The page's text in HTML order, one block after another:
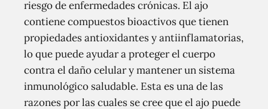
riesgo de enfermedades crónicas. El ajo
contiene compuestos bioactivos que tienen
propiedades antioxidantes y antiinflamatorias,
lo que puede ayudar a proteger el cuerpo
contra el daño celular y mantener un sistema
inmunológico saludable. Esta es una de las
razones por las cuales se cree que el ajo puede